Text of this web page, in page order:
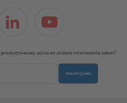
acties en andere interessante zaken?
Inschrijven